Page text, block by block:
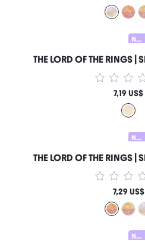
Nuevo
7,19 US$
Nuevo
7,29 US$
Nuevo